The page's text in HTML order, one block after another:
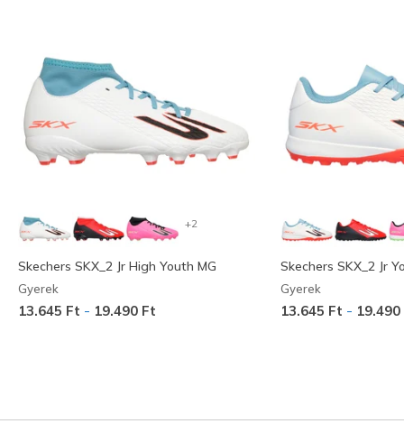
+2
Skechers SKX_2 Jr High Youth MG
Gyerek
13.645 Ft - 19.490 Ft
Skechers SKX_2 Jr
Gyerek
13.645 Ft -